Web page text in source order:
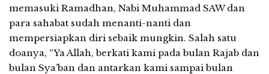
memasuki Ramadhan, Nabi Muhammad SAW dan
para sahabat sudah menanti-nanti dan
mempersiapkan diri sebaik mungkin. Salah satu
doanya, “Ya Allah, berkati kami pada bulan Rajab dan
bulan Sya’ban dan antarkan kami sampai bulan